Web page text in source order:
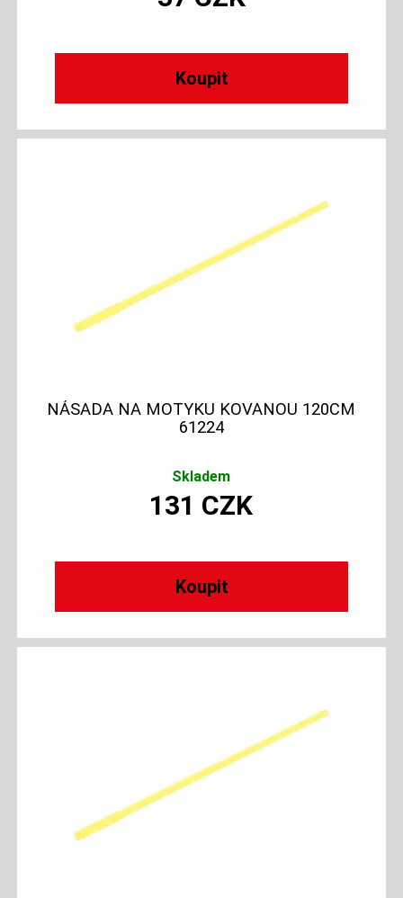
NÁSADA NA MOTYKU KOVANOU 120CM
61224
Skladem
131 CZK